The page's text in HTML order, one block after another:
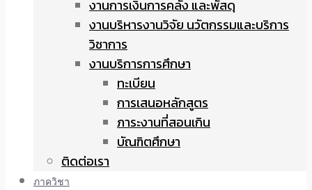
งานการเงินการคลัง และพัสดุ
งานบริหารงานวิจัย นวัตกรรมและบริการ
วิชาการ
งานบริการการศึกษา
ทะเบียน
การเสนอหลักสูตร
ภาระงานที่สอนเกิน
บัณฑิตศึกษา
ติดต่อเรา
ภาควิชา